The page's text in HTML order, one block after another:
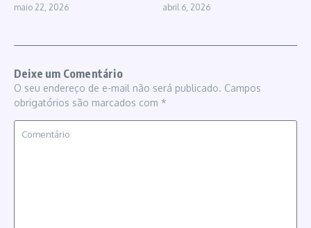
maio 22, 2026 abril 6, 2026
Deixe um Comentário
O seu endereço de e-mail não será publicado. Campos
obrigatórios são marcados com *